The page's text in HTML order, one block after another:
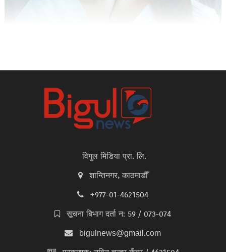
विगुल मिडिया प्रा. लि.
शान्तिनगर, काठमाडौँ
+977-01-4621504
सूचना बिभाग दर्ता न: 59 / 073-074
bigulnews@gmail.com